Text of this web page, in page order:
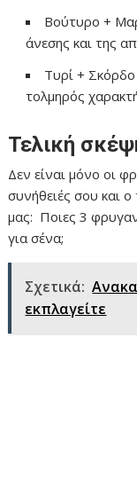
Βούτυρο +
άνεσης και της
Τυρί +
τολμηρός
Τελική
Δεν είναι μόνο οι
συνήθειές σου και
μας: Ποιες 3
για σένα;
Σχετικά:
εκπλαγείτε